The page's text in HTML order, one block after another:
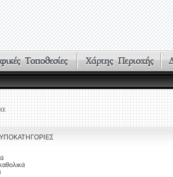
ΥΠΟΚΑΤΗΓΟΡΙΕΣ